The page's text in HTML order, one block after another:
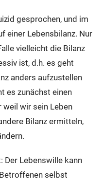
gesprochen, und im
einer Lebensbilanz. Nur
vielleicht die Bilanz
ist, d.h. es geht
anders aufzustellen
es zunächst einen
weil wir sein Leben
Bilanz ermitteln,
Der Lebenswille kann
selbst